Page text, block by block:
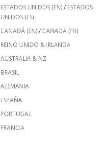
ESTADOS UNIDOS (EN)/ ESTADOS
UNIDOS (ES)
CANADÁ (EN)/ CANADA (FR)
REINO UNIDO & IRLANDA
AUSTRALIA & NZ
BRASIL
ALEMANIA
ESPAÑA
PORTUGAL
FRANCIA